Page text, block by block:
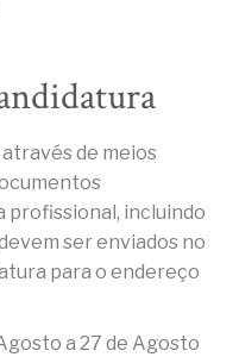
de meios
incluindo
ser enviados no
para o endereço
a 27 de Agosto